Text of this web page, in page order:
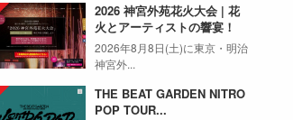
2026 神宮外苑花火大会 | 花
火とアーティストの響宴！
2026年8月8日(土)に東京・明治
神宮外...
THE BEAT GARDEN NITRO
POP TOUR...